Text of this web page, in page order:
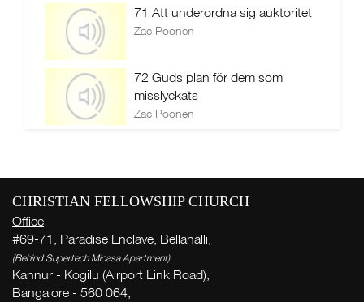
71 Att underordna sig auktoritet
Zac Poonen
72 Guds plan för dem som
misslyckats
Zac Poonen
CHRISTIAN FELLOWSHIP CHURCH
Office
#69-71, Paradise Enclave, Bellahalli,
(Behind Supertech Micasa Apartment)
Kannur - Kogilu (Airport Link Road),
Bangalore - 560 064,